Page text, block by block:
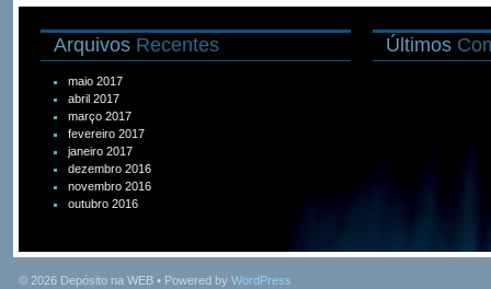
Arquivos Recentes
maio 2017
abril 2017
março 2017
fevereiro 2017
janeiro 2017
dezembro 2016
novembro 2016
outubro 2016
Últimos
© 2026 Depósito na WEB • Powered by WordPress